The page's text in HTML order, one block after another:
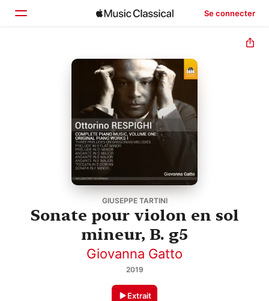
Se connecter
Accueil
Rechercher
GIUSEPPE TARTINI
Sonate pour violon en sol
mineur, B. g5
Giovanna Gatto
2019
Extrait